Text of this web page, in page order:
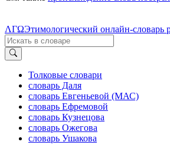
ΛΓΩЭтимологический онлайн-словарь
Толковые словари
словарь Даля
словарь Евгеньевой (МАС)
словарь Ефремовой
словарь Кузнецова
словарь Ожегова
словарь Ушакова